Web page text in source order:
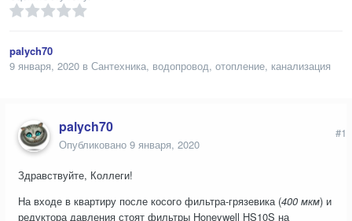
palych70
9 января, 2020 в Сантехника, водопровод, отопление, канализация
palych70
Опубликовано 9 января, 2020
#1
Здравствуйте, Коллеги!
На входе в квартиру после косого фильтра-грязевика (400 мкм) и
редуктора давления стоят фильтры Honeywell HS10S на